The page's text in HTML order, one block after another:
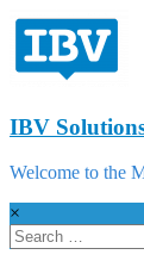
IBV
Welcome to the
×